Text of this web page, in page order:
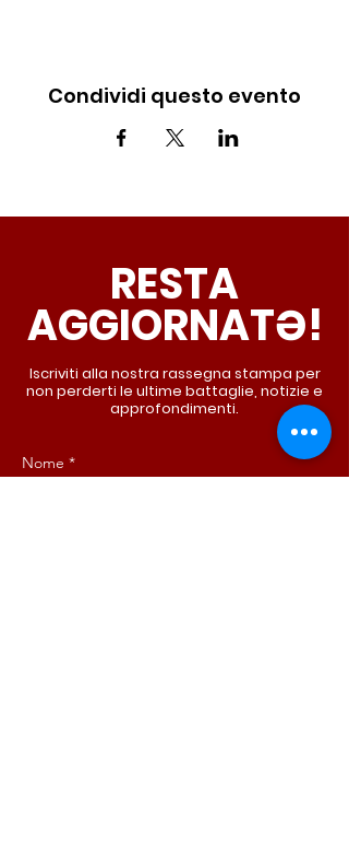
Condividi questo evento
RESTA
AGGIORNATƏ!
Iscriviti alla nostra rassegna stampa per
non perderti le ultime battaglie, notizie e
approfondimenti.
Nome *